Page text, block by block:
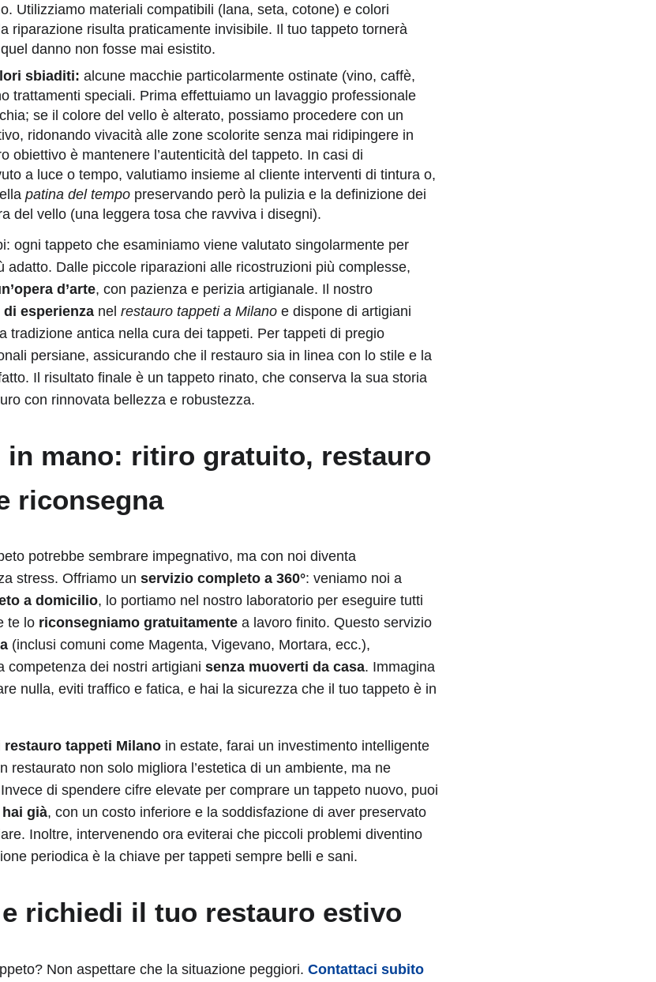
Utilizziamo materiali compatibili (lana, seta, cotone) e colori
riparazione risulta praticamente invisibile. Il tuo tappeto tornerà
danno non fosse mai esistito.
sbiaditi: alcune macchie particolarmente ostinate (vino, caffè,
trattamenti speciali. Prima effettuiamo un lavaggio professionale
se il colore del vello è alterato, possiamo procedere con un
ridonando vivacità alle zone scolorite senza mai ridipingere in
obiettivo è mantenere l’autenticità del tappeto. In casi di
a luce o tempo, valutiamo insieme al cliente interventi di tintura o,
patina del tempopreservando però la pulizia e la definizione dei
del vello (una leggera tosa che ravviva i disegni).
ogni tappeto che esaminiamo viene valutato singolarmente per
adatto. Dalle piccole riparazioni alle ricostruzioni più complesse,
d’arte, con pazienza e perizia artigianale. Il nostro
di esperienza nelrestauro tappeti a Milano e dispone di artigiani
tradizione antica nella cura dei tappeti. Per tappeti di pregio
persiane, assicurando che il restauro sia in linea con lo stile e la
Il risultato finale è un tappeto rinato, che conserva la sua storia
con rinnovata bellezza e robustezza.
in mano: ritiro gratuito, restauro
riconsegna
potrebbe sembrare impegnativo, ma con noi diventa
stress. Offriamo unservizio completo a 360°: veniamo noi a
a domicilio, lo portiamo nel nostro laboratorio per eseguire tutti
te lo riconsegniamo gratuitamente a lavoro finito. Questo servizio
(inclusi comuni come Magenta, Vigevano, Mortara, ecc.),
competenza dei nostri artigianisenza muoverti da casa. Immagina
nulla, eviti traffico e fatica, e hai la sicurezza che il tuo tappeto è in
restauro tappeti Milano in estate, farai un investimento intelligente
restaurato non solo migliora l’estetica di un ambiente, ma ne
di spendere cifre elevate per comprare un tappeto nuovo, puoi
già, con un costo inferiore e la soddisfazione di aver preservato
Inoltre, intervenendo ora eviterai che piccoli problemi diventino
periodica è la chiave per tappeti sempre belli e sani.
richiedi il tuo restauro estivo
Non aspettare che la situazione peggiori.Contattaci subito